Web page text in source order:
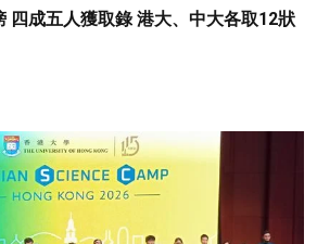
四成五人獲取錄 港大、中大各取12狀